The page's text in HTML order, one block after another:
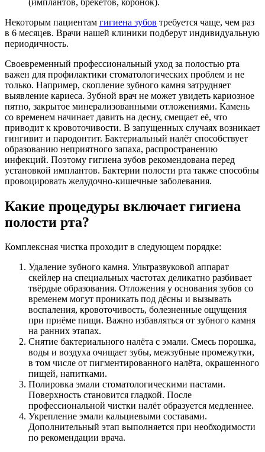
Некоторым пациентам гигиена зубов требуется чаще, чем раз
в 6 месяцев. Врачи нашей клиники подберут индивидуальную
периодичность.
Своевременный профессиональный уход за полостью рта
важен для профилактики стоматологических проблем и не
только. Например, скопление зубного камня затрудняет
выявление кариеса. Зубной врач не может увидеть кариозное
пятно, закрытое минерализованными отложениями. Камень
со временем начинает давить на десну, смещает её, что
приводит к кровоточивости. В запущенных случаях возникает
гингивит и пародонтит. Бактериальный налёт способствует
образованию неприятного запаха, распространению
инфекций. Поэтому гигиена зубов рекомендована перед
установкой имплантов. Бактерии полости рта также способны
провоцировать желудочно-кишечные заболевания.
Какие процедуры включает гигиена
полости рта?
Комплексная чистка проходит в следующем порядке:
Удаление зубного камня. Ультразвуковой аппарат
скейлер на специальных частотах деликатно разбивает
твёрдые образования. Отложения у основания зубов со
временем могут проникать под дёсны и вызывать
воспаления, кровоточивость, болезненные ощущения
при приёме пищи. Важно избавляться от зубного камня
на ранних этапах.
Снятие бактериального налёта с эмали. Смесь порошка,
воды и воздуха очищает зубы, межзубные промежутки,
в том числе от пигментированного налёта, окрашенного
пищей, напитками.
Полировка эмали стоматологическими пастами.
Поверхность становится гладкой. После
профессиональной чистки налёт образуется медленнее.
Укрепление эмали кальциевыми составами.
Дополнительный этап выполняется при необходимости
по рекомендации врача.